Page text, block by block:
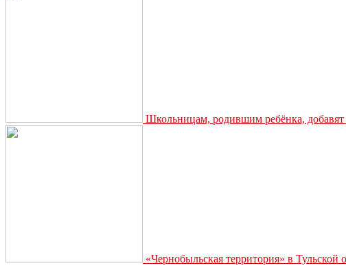
Школьницам, родившим ребёнка,
«Чернобыльская территория» в Тульской